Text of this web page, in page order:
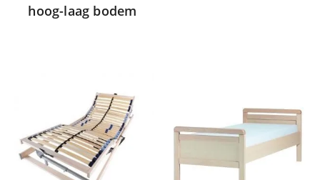
hoog-laag bodem